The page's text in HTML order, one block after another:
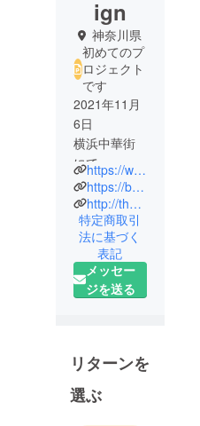
ign
神奈川県
初めてのプ
ロジェクト
です
2021年11月
6日
横浜中華街
にて
「Padma.」
Shop
OPEN！
＜PROFILE
＞
は、梵語で
紅い蓮の花
の事です。
https://www.padmacreativedesign.com/
https://boutique-to-c.com/
http://the-bluffstore.com/
特定商取引
法に基づく
表記
メッセー
ジを送る
リターンを
選ぶ